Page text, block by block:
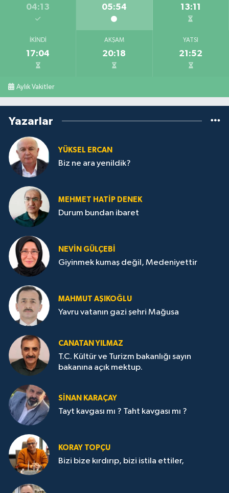
04:13 05:54 13:11
İKINDI
17:04
AKŞAM
20:18
YATSI
21:52
Aylık Vakitler
Yazarlar
YÜKSEL ERCAN
Biz ne ara yenildik?
MEHMET HATİP DENEK
Durum bundan ibaret
NEVİN GÜLÇEBİ
Giyinmek kumaş değil, Medeniyettir
MAHMUT AŞIKOĞLU
Yavru vatanın gazi şehri Mağusa
CANATAN YILMAZ
T.C. Kültür ve Turizm bakanlığı sayın
bakanına açık mektup.
SİNAN KARAÇAY
Tayt kavgası mı ? Taht kavgası mı ?
KORAY TOPÇU
Bizi bize kırdırıp, bizi istila ettiler,